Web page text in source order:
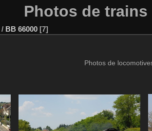
Photos de trains
/ BB 66000 7
Photos de